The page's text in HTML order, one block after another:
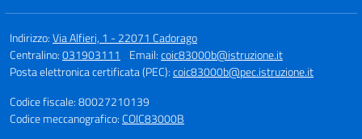
Indirizzo:Via Alfieri, 1 - 22071 Cadorago
Centralino:031903111 Email:coic83000b@istruzione.it
Posta elettronica certificata (PEC):coic83000b@pec.istruzione.it
Codice fiscale: 80027210139
Codice meccanografico:COIC83000B